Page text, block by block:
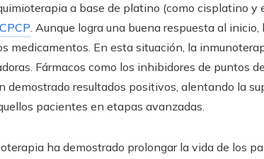
a base de platino (como cisplatino y
CPCP. Aunque logra una buena respuesta al
medicamentos. En esta situación, la
Fármacos como los inhibidores de puntos
resultados positivos, alentando la
pacientes en etapas avanzadas.
ha demostrado prolongar la vida de los